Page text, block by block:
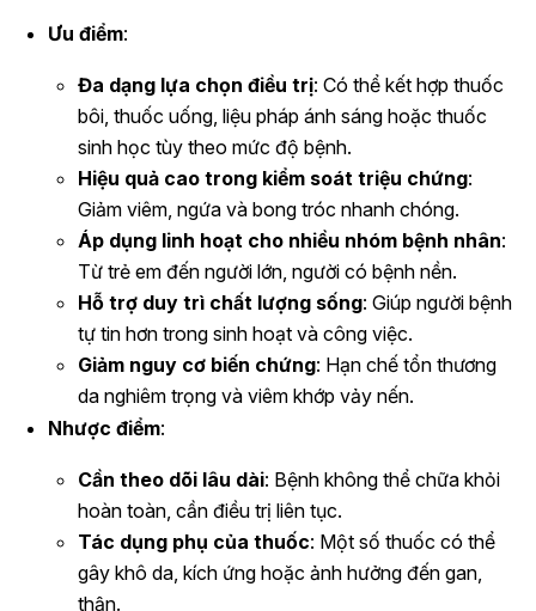
Ưu điểm:
Đa dạng lựa chọn điều trị: Có thể kết hợp thuốc
bôi, thuốc uống, liệu pháp ánh sáng hoặc thuốc
sinh học tùy theo mức độ bệnh.
Hiệu quả cao trong kiểm soát triệu chứng:
Giảm viêm, ngứa và bong tróc nhanh chóng.
Áp dụng linh hoạt cho nhiều nhóm bệnh nhân:
Từ trẻ em đến người lớn, người có bệnh nền.
Hỗ trợ duy trì chất lượng sống: Giúp người bệnh
tự tin hơn trong sinh hoạt và công việc.
Giảm nguy cơ biến chứng: Hạn chế tổn thương
da nghiêm trọng và viêm khớp vảy nến.
Nhược điểm:
Cần theo dõi lâu dài: Bệnh không thể chữa khỏi
hoàn toàn, cần điều trị liên tục.
Tác dụng phụ của thuốc: Một số thuốc có thể
gây khô da, kích ứng hoặc ảnh hưởng đến gan,
thận.